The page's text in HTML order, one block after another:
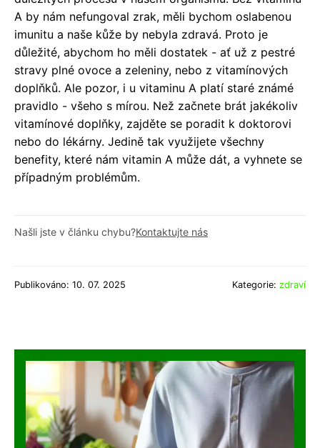
A by nám nefungoval zrak, měli bychom oslabenou
imunitu a naše kůže by nebyla zdravá. Proto je
důležité, abychom ho měli dostatek - ať už z pestré
stravy plné ovoce a zeleniny, nebo z vitamínových
doplňků. Ale pozor, i u vitaminu A platí staré známé
pravidlo - všeho s mírou. Než začnete brát jakékoliv
vitamínové doplňky, zajděte se poradit k doktorovi
nebo do lékárny. Jedině tak využijete všechny
benefity, které nám vitamin A může dát, a vyhnete se
případným problémům.
Našli jste v článku chybu?Kontaktujte nás
Publikováno: 10. 07. 2025 Kategorie: zdraví